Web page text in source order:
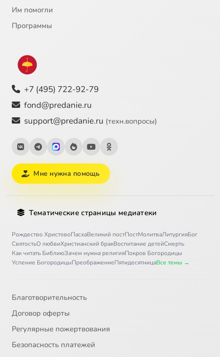
Им помогли
Программы
+7 (495) 722-92-79
fond@predanie.ru
support@predanie.ru (техн.вопросы)
Мне нужна помощь
Тематические страницы медиатеки
Рождество ХристовоПасхаВеликий постПостМолитваЛитургияБог
СвятостьО любвиХристианский бракВоспитание детейСмерть
Как читать БиблиюЗачем нужна религияПокров Богородицы
Успение БогородицыПреображениеПятидесятницаВсе темы →
Благотворительность
Договор оферты
Регулярные пожертвования
Безопасность платежей